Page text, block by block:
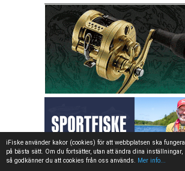
iFiske använder kakor (cookies) för att webbplatsen ska fungera
på bästa sätt. Om du fortsätter, utan att ändra dina inställningar,
så godkänner du att cookies från oss används.
Mer info...